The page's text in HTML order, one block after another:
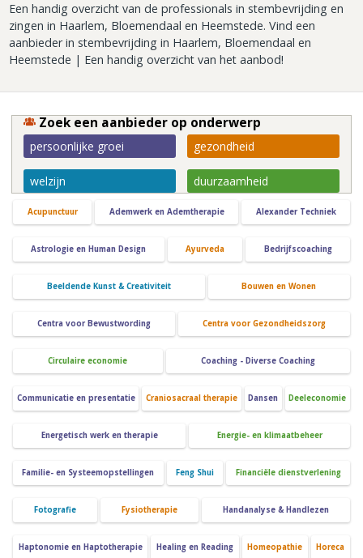
Een handig overzicht van de professionals in stembevrijding en
zingen in Haarlem, Bloemendaal en Heemstede. Vind een
aanbieder in stembevrijding in Haarlem, Bloemendaal en
Heemstede | Een handig overzicht van het aanbod!
Zoek een aanbieder op onderwerp
persoonlijke groei gezondheid
welzijn duurzaamheid
Acupunctuur Ademwerk en Ademtherapie Alexander Techniek
Astrologie en Human Design Ayurveda Bedrijfscoaching
Beeldende Kunst & Creativiteit Bouwen en Wonen
Centra voor Bewustwording Centra voor Gezondheidszorg
Circulaire economie Coaching - Diverse Coaching
Communicatie en presentatie Craniosacraal therapie Dansen Deeleconomie
Energetisch werk en therapie Energie- en klimaatbeheer
Familie- en Systeemopstellingen Feng Shui Financiële dienstverlening
Fotografie Fysiotherapie Handanalyse & Handlezen
Haptonomie en Haptotherapie Healing en Reading Homeopathie Horeca